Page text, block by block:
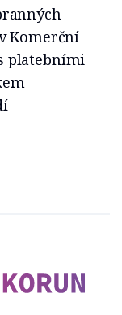
Komerční
platebními